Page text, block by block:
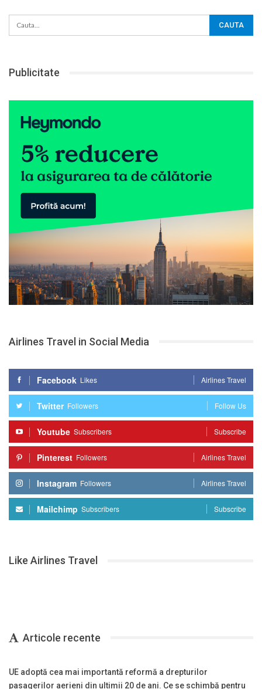
Publicitate
Airlines Travel in Social Media
Facebook Likes Airlines Travel
Twitter Followers Follow Us
Youtube Subscribers Subscribe
Pinterest Followers Airlines Travel
Instagram Followers Airlines Travel
Mailchimp Subscribers Subscribe
Like Airlines Travel
Articole recente
UE adoptă cea mai importantă reformă a drepturilor
pasagerilor aerieni din ultimii 20 de ani. Ce se schimbă pentru